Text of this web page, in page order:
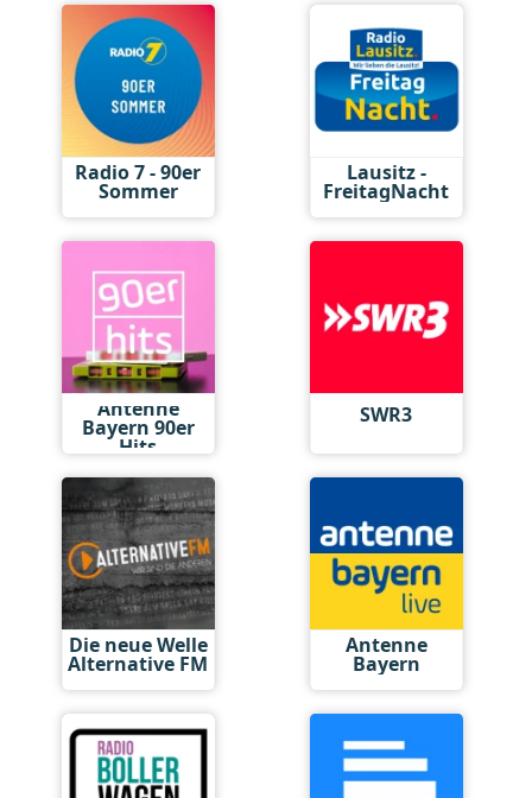
Radio 7 - 90er
Sommer
Lausitz -
FreitagNacht
Antenne
Bayern 90er
Hits
SWR3
Die neue Welle
Alternative FM
Antenne
Bayern